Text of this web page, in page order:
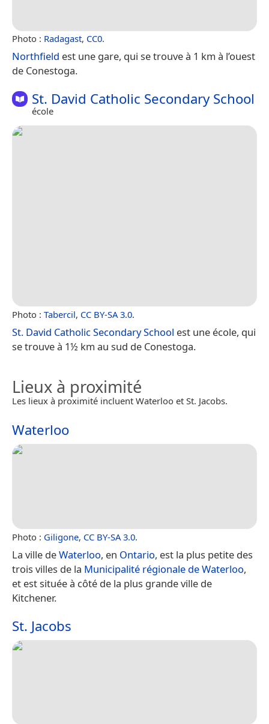
Photo : Radagast, CC0.
Northfield est une gare, qui se trouve à 1 km à l’ouest
de Conestoga.
St. David Catholic Secondary School
école
Photo : Tabercil, CC BY-SA 3.0.
St. David Catholic Secondary School est une école, qui
se trouve à 1½ km au sud de Conestoga.
Lieux à proximité
Les lieux à proximité incluent Waterloo et St. Jacobs.
Waterloo
Photo : Giligone, CC BY-SA 3.0.
La ville deWaterloo, en Ontario, est la plus petite des
trois villes de la Municipalité régionale de Waterloo,
et est située à côté de la plus grande ville de
Kitchener.
St. Jacobs